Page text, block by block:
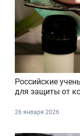
Российские
для защиты от
26 января 2026